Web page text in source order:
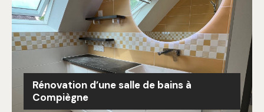
Rénovation d’une salle de bains à
Compiègne